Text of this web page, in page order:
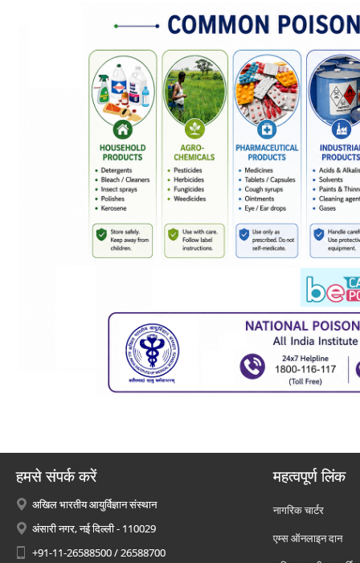
हमसे संपर्क करें
अखिल भारतीय आयुर्विज्ञान संस्थान
अंसारी नगर, नई दिल्ली - 110029
+91-11-26588500 / 26588700
महत्वपूर्ण लिंक
नागरिक चार्टर
एम्स ऑनलाइन दान